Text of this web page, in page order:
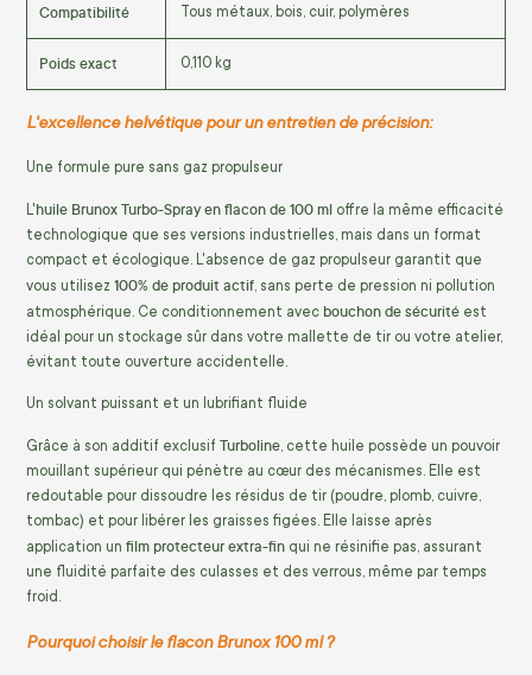
Compatibilité Tous métaux, bois, cuir, polymères
Poids exact 0,110 kg
L'excellence helvétique pour un entretien de précision:
Une formule pure sans gaz propulseur
L'huile Brunox Turbo-Spray en flacon de 100 ml offre la même efficacité
technologique que ses versions industrielles, mais dans un format
compact et écologique. L'absence de gaz propulseur garantit que
vous utilisez 100% de produit actif , sans perte de pression ni pollution
atmosphérique. Ce conditionnement avec bouchon de sécurité est
idéal pour un stockage sûr dans votre mallette de tir ou votre atelier,
évitant toute ouverture accidentelle.
Un solvant puissant et un lubrifiant fluide
Grâce à son additif exclusif Turboline , cette huile possède un pouvoir
mouillant supérieur qui pénètre au cœur des mécanismes. Elle est
redoutable pour dissoudre les résidus de tir (poudre, plomb, cuivre,
tombac) et pour libérer les graisses figées. Elle laisse après
application un film protecteur extra-fin qui ne résinifie pas, assurant
une fluidité parfaite des culasses et des verrous, même par temps
froid.
Pourquoi choisir le flacon Brunox 100 ml ?